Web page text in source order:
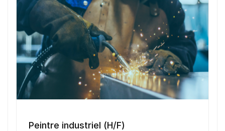
Ces métiers peuvent vous intéresser
Toutes nos fiches métiers
Envie de commencer
l’aventure avec
Peintre industriel (H/F)